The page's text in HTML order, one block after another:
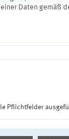
Daten gemäß
Pflichtfelder